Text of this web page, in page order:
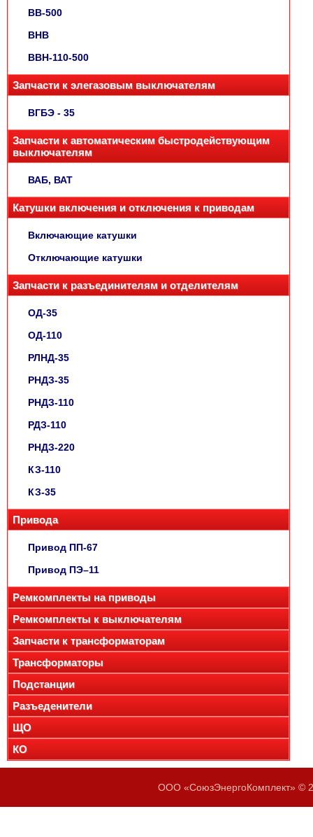
ВВ-500
ВНВ
ВВН-110-500
Запчасти к элегазовым выключателям
ВГБЭ - 35
Запчасти к автоматическим быстродействующим
выключателям
ВАБ, ВАТ
Катушки включения и отключения к приводам
Включающие катушки
Отключающие катушки
Запчасти к разъединителям и отделителям
ОД-35
ОД-110
РЛНД-35
РНДЗ-35
РНДЗ-110
РДЗ-110
РНДЗ-220
КЗ-110
КЗ-35
Привода
Привод ПП-67
Привод ПЭ–11
Ремкомплекты на приводы
Ремкомплекты к выключателям
Запчасти к трансформаторам
Трансформаторы
Подстанции
Разъеденители
ЩО
КО
ООО «СоюзЭнергоКомплект» ©